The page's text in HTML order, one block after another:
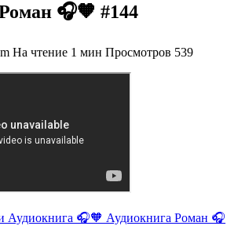
🎧🧡 #144
На чтение 1 мин Просмотров 539